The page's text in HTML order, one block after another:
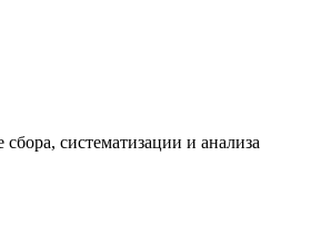
систематизации и анализа